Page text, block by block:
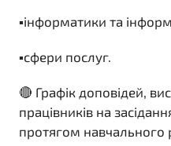
▪️інформатики та
▪️сфери послуг.
🔴 Графік доповідей,
працівників на
протягом навчального